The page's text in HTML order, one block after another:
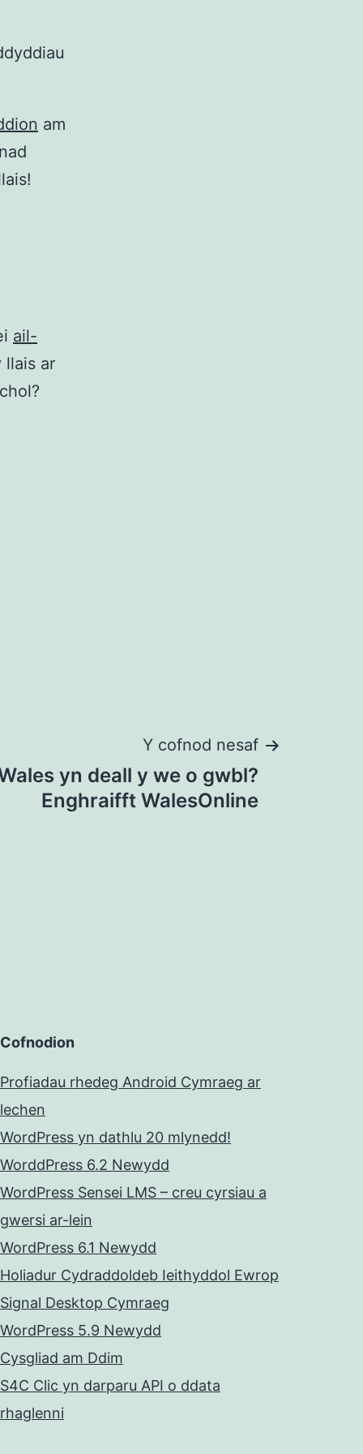
am
ail-
llais ar
Y cofnod nesaf
yn deall y we o gwbl?
Enghraifft WalesOnline
Cofnodion
Profiadau rhedeg Android Cymraeg ar
lechen
WordPress yn dathlu 20 mlynedd!
WorddPress 6.2 Newydd
WordPress Sensei LMS – creu cyrsiau a
gwersi ar-lein
WordPress 6.1 Newydd
Holiadur Cydraddoldeb Ieithyddol Ewrop
Signal Desktop Cymraeg
WordPress 5.9 Newydd
Cysgliad am Ddim
S4C Clic yn darparu API o ddata
rhaglenni